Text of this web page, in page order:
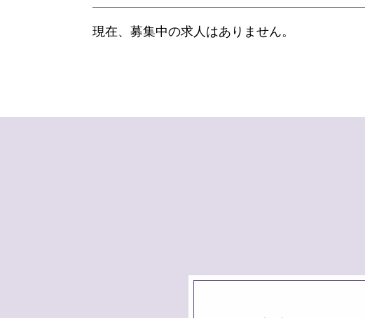
現在、募集中の求人はありません。